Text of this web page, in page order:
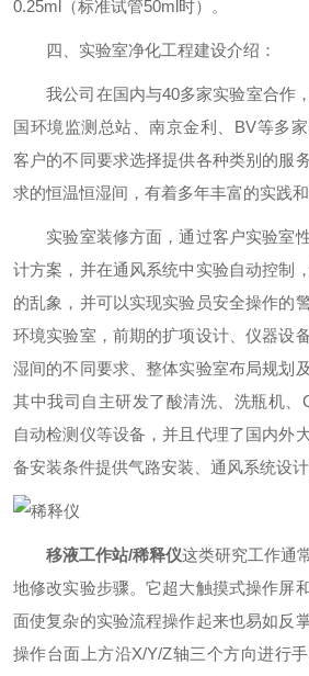
0.25ml（标准试管50ml时）。
四、实验室净化工程建设介绍：
我公司在国内与40多家实验室合作
国环境监测总站、南京金利、BV等多
客户的不同要求选择提供各种类别的服
求的恒温恒湿间，有着多年丰富的实践和
实验室装修方面，通过客户实验室性
计方案，并在通风系统中实验自动控制
的乱象，并可以实现实验员安全操作的
环境实验室，前期的扩项设计、仪器设
湿间的不同要求、整体实验室布局规划
其中我司自主研发了酸清洗、洗瓶机、
自动检测仪等设备，并且代理了国内外
备安装条件提供气路安装、通风系统设计
移液工作站/稀释仪这类研究工作通
地修改实验步骤。它超大触摸式操作屏
面使复杂的实验流程操作起来也易如反
操作台面上方沿X/Y/Z轴三个方向进行